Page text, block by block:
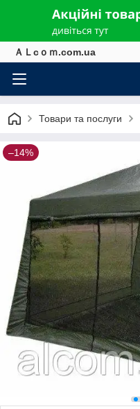
ＡＬcｏｍ.com.ua
Товари та послуги
–14%